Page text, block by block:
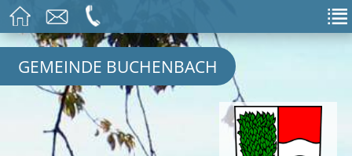
GEMEINDE BUCHENBACH